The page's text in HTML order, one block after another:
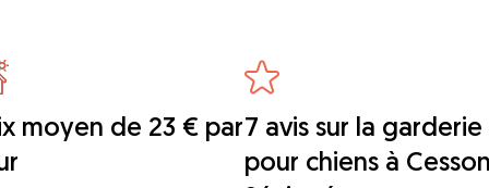
moyen de 23 € par7 avis sur la garderie
pour chiens à